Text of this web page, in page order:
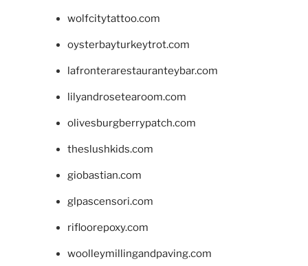
wolfcitytattoo.com
oysterbayturkeytrot.com
lafronterarestauranteybar.com
lilyandrosetearoom.com
olivesburgberrypatch.com
theslushkids.com
giobastian.com
glpascensori.com
rifloorepoxy.com
woolleymillingandpaving.com